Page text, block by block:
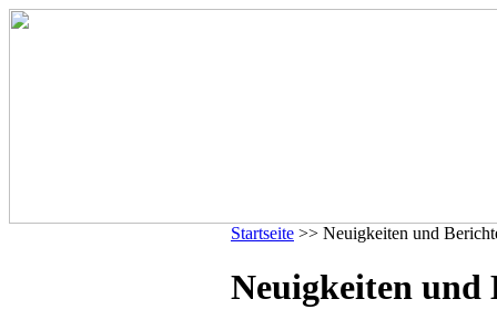
Startseite >> Neuigkeiten und
Neuigkeiten und